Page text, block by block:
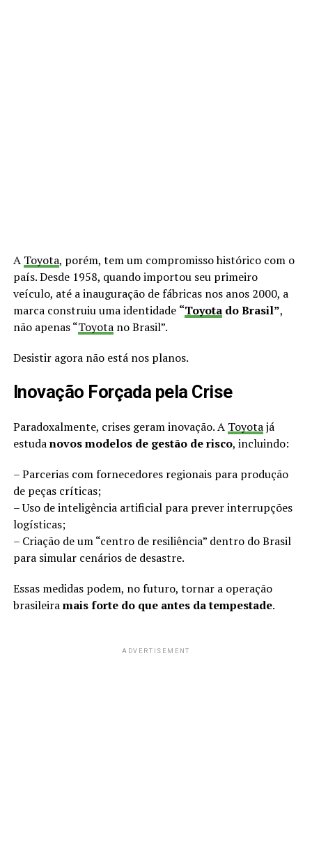
A Toyota, porém, tem um compromisso histórico com o
país. Desde 1958, quando importou seu primeiro
veículo, até a inauguração de fábricas nos anos 2000, a
marca construiu uma identidade “Toyotado Brasil”,
não apenas “Toyotano Brasil”.
Desistir agora não está nos planos.
Inovação Forçada pela Crise
Paradoxalmente, crises geram inovação. A Toyotajá
estudanovos modelos de gestão de risco, incluindo:
– Parcerias com fornecedores regionais para produção
de peças críticas;
– Uso de inteligência artificial para prever interrupções
logísticas;
– Criação de um “centro de resiliência” dentro do Brasil
para simular cenários de desastre.
Essas medidas podem, no futuro, tornar a operação
brasileiramais forte do que antes da tempestade.
ADVERTISEMENT